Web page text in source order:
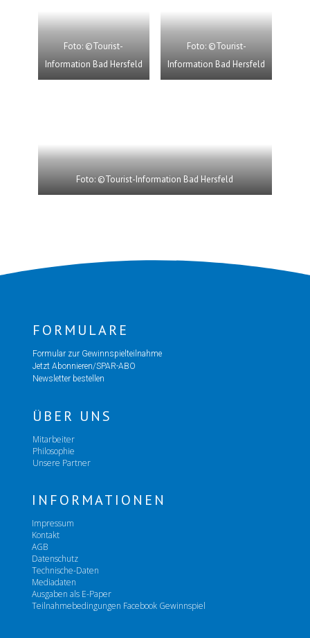
Foto: ©Tourist-
Information Bad Hersfeld
Foto: ©Tourist-
Information Bad Hersfeld
Foto: ©Tourist-Information Bad Hersfeld
FORMULARE
Formular zur Gewinnspielteilnahme
Jetzt Abonnieren/SPAR-ABO
Newsletter bestellen
ÜBER UNS
Mitarbeiter
Philosophie
Unsere Partner
INFORMATIONEN
Impressum
Kontakt
AGB
Datenschutz
Technische-Daten
Mediadaten
Ausgaben als E-Paper
Teilnahmebedingungen Facebook Gewinnspiel